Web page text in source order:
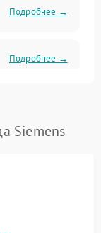
Подробнее →
Подробнее →
Siemens